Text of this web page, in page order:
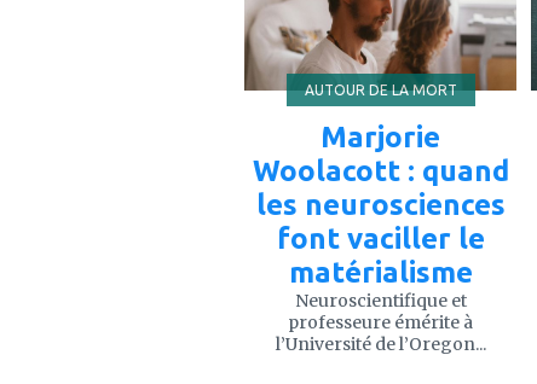
AUTOUR DE LA MORT
Marjorie
Woolacott : quand
les neurosciences
font vaciller le
matérialisme
Neuroscientifique et
professeure émérite à
l’Université de l’Oregon...